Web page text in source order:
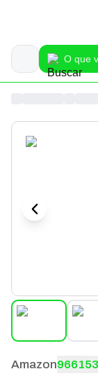
Amazon966153